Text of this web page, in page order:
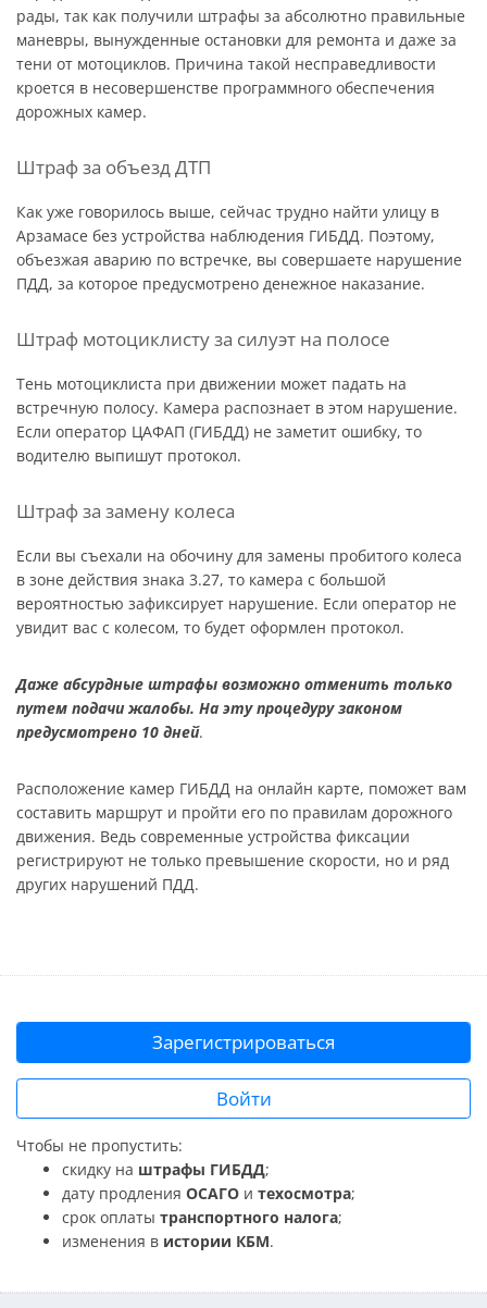
рады, так как получили штрафы за абсолютно правильные
маневры, вынужденные остановки для ремонта и даже за
тени от мотоциклов. Причина такой несправедливости
кроется в несовершенстве программного обеспечения
дорожных камер.
Штраф за объезд ДТП
Как уже говорилось выше, сейчас трудно найти улицу в
Арзамасе без устройства наблюдения ГИБДД. Поэтому,
объезжая аварию по встречке, вы совершаете нарушение
ПДД, за которое предусмотрено денежное наказание.
Штраф мотоциклисту за силуэт на полосе
Тень мотоциклиста при движении может падать на
встречную полосу. Камера распознает в этом нарушение.
Если оператор ЦАФАП (ГИБДД) не заметит ошибку, то
водителю выпишут протокол.
Штраф за замену колеса
Если вы съехали на обочину для замены пробитого колеса
в зоне действия знака 3.27, то камера с большой
вероятностью зафиксирует нарушение. Если оператор не
увидит вас с колесом, то будет оформлен протокол.
Даже абсурдные штрафы возможно отменить только
путем подачи жалобы. На эту процедуру законом
предусмотрено 10 дней.
Расположение камер ГИБДД на онлайн карте, поможет вам
составить маршрут и пройти его по правилам дорожного
движения. Ведь современные устройства фиксации
регистрируют не только превышение скорости, но и ряд
других нарушений ПДД.
Зарегистрироваться
Войти
Чтобы не пропустить:
скидку на штрафы ГИБДД;
дату продления ОСАГО и техосмотра;
срок оплаты транспортного налога;
изменения в истории КБМ.